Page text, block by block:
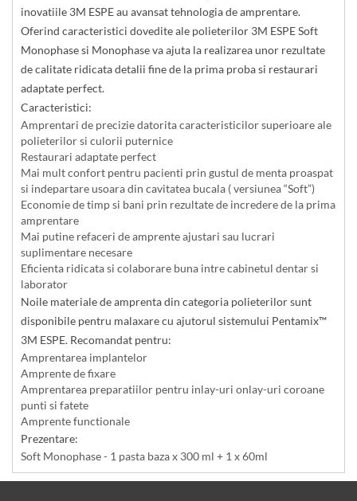
inovatiile 3M ESPE au avansat tehnologia de amprentare.
Oferind caracteristici dovedite ale polieterilor 3M ESPE Soft
Monophase si Monophase va ajuta la realizarea unor rezultate
de calitate ridicata detalii fine de la prima proba si restaurari
adaptate perfect.
Caracteristici:
Amprentari de precizie datorita caracteristicilor superioare ale
polieterilor si culorii puternice
Restaurari adaptate perfect
Mai mult confort pentru pacienti prin gustul de menta proaspat
si indepartare usoara din cavitatea bucala ( versiunea “Soft”)
Economie de timp si bani prin rezultate de incredere de la prima
amprentare
Mai putine refaceri de amprente ajustari sau lucrari
suplimentare necesare
Eficienta ridicata si colaborare buna intre cabinetul dentar si
laborator
Noile materiale de amprenta din categoria polieterilor sunt
disponibile pentru malaxare cu ajutorul sistemului Pentamix™
3M ESPE. Recomandat pentru:
Amprentarea implantelor
Amprente de fixare
Amprentarea preparatiilor pentru inlay-uri onlay-uri coroane
punti si fatete
Amprente functionale
Prezentare:
Soft Monophase - 1 pasta baza x 300 ml + 1 x 60ml